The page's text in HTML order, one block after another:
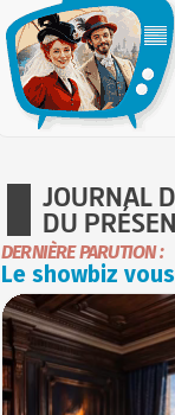
JOURNAL
DU
DERNIÈRE PARUTION :
Le showbiz